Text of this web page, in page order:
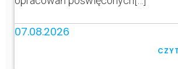
07.08.2026